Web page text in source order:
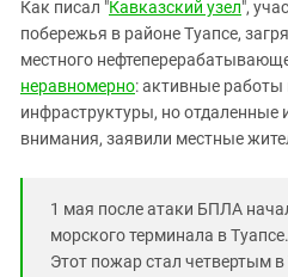
Южный Кавказ
ЮФО
Как писал "Кавказский узел",
побережья в районе Туапсе,
местного
неравномерно: активные работы
инфраструктуры, но отдаленные
внимания, заявили местные
1 мая после атаки БПЛА
морского терминала в
Этот пожар стал четвертым в